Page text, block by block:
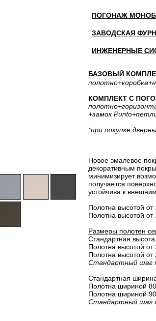
ПОГОНАЖ
ЗАВОДСКАЯ
ИНЖЕНЕРНЫЕ
БАЗОВЫЙ
полотно+коробка
КОМПЛЕКТ С
полотно
+замок Punto
*при покупке
Новое эмалевое
декоративным
минимизирует
получается
устойчива к
Полотна высотой
Полотна высотой
Размеры полотен
Стандартная
Полотна высотой
Полотна высотой
Стандартный шаг
Стандартная
Полотна шириной
Полотна шириной
Стандартный шаг